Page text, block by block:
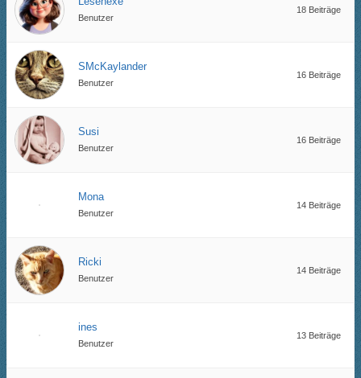
Benutzer
18 Beiträge
SMcKaylander
Benutzer
16 Beiträge
Susi
Benutzer
16 Beiträge
Mona
Benutzer
14 Beiträge
Ricki
Benutzer
14 Beiträge
ines
Benutzer
13 Beiträge